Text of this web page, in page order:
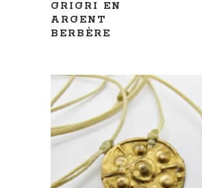
GRIGRI EN
ARGENT
BERBÈRE
AJOUTER AU PANIER